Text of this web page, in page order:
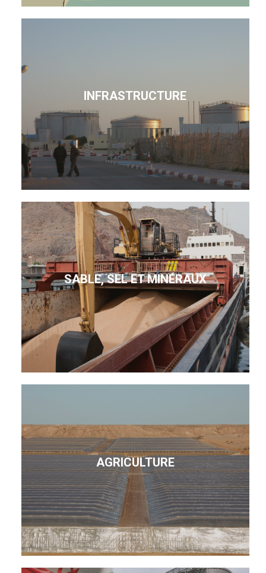
INFRASTRUCTURE
SABLE, SEL ET MINÉRAUX
AGRICULTURE